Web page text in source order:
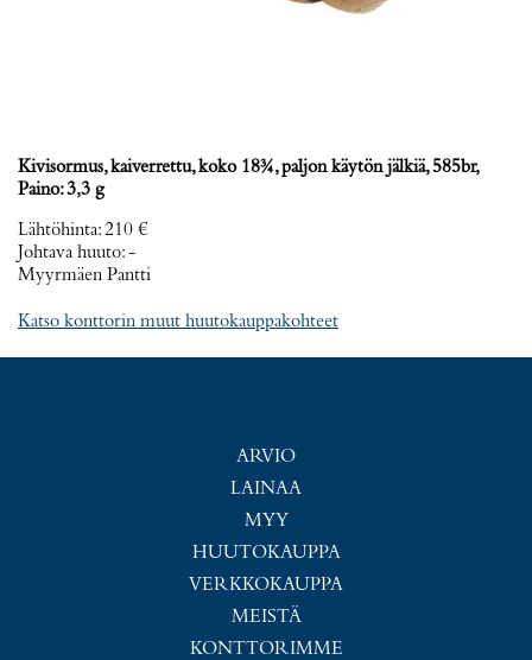
Kivisormus, kaiverrettu, koko 18¾, paljon käytön jälkiä, 585br,
Paino: 3,3 g
Lähtöhinta:210 €
Johtava huuto:-
Myyrmäen Pantti
Katso konttorin muut huutokauppakohteet
ARVIO
LAINAA
MYY
HUUTOKAUPPA
VERKKOKAUPPA
MEISTÄ
KONTTORIMME